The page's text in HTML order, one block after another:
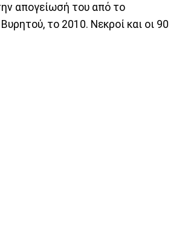
απογείωσή του από το
το 2010. Νεκροί και οι 90